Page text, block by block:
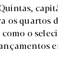
os quartos
como o